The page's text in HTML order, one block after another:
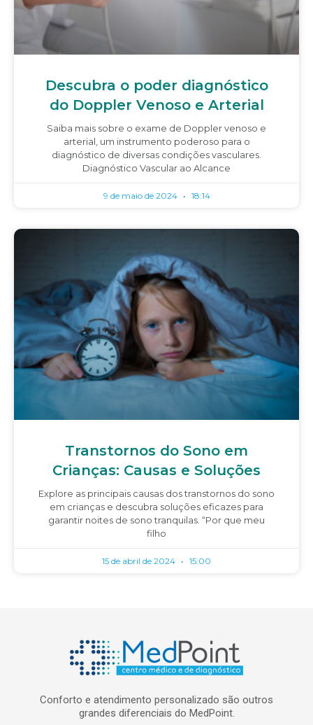
Descubra o poder diagnóstico
do Doppler Venoso e Arterial
Saiba mais sobre o exame de Doppler venoso e
arterial, um instrumento poderoso para o
diagnóstico de diversas condições vasculares.
Diagnóstico Vascular ao Alcance
9 de maio de 2024 18:14
Transtornos do Sono em
Crianças: Causas e Soluções
Explore as principais causas dos transtornos do sono
em crianças e descubra soluções eficazes para
garantir noites de sono tranquilas. “Por que meu
filho
15 de abril de 2024 15:00
Conforto e atendimento personalizado são outros
grandes diferenciais do MedPoint.